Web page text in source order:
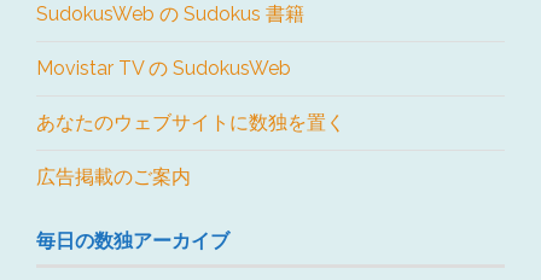
SudokusWeb の Sudokus 書籍
Movistar TV の SudokusWeb
あなたのウェブサイトに数独を置く
広告掲載のご案内
毎日の数独アーカイブ